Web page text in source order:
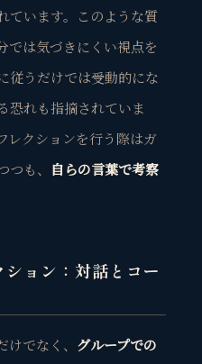
ています。このような質
では気づきにくい視点を
従うだけでは受動的にな
恐れも指摘されていま
レクションを行う際はガ
も、 自らの言葉で考察
ョン：対話とコー
でなく、 グループでの